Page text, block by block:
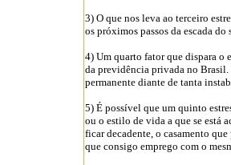
3) O que nos leva ao terceiro
os próximos passos da escada do
4) Um quarto fator que dispara o
da previdência privada no Brasil.
permanente diante de tanta
5) É possível que um quinto
ou o estilo de vida a que se está
ficar decadente, o casamento
que consigo emprego com o